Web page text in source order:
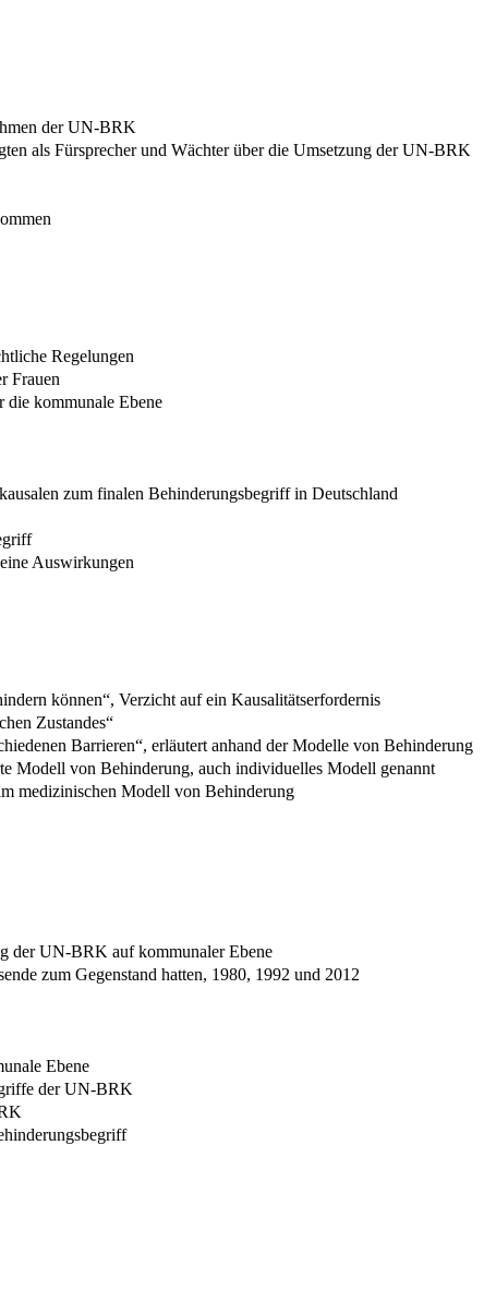
der UN-BRK
als Fürsprecher und Wächter über die Umsetzung der UN-BRK
Regelungen
Frauen
die kommunale Ebene
zum finalen Behinderungsbegriff in Deutschland
Auswirkungen
können“, Verzicht auf ein Kausalitätserfordernis
Zustandes“
Barrieren“, erläutert anhand der Modelle von Behinderung
Modell von Behinderung, auch individuelles Modell genannt
medizinischen Modell von Behinderung
der UN-BRK auf kommunaler Ebene
zum Gegenstand hatten, 1980, 1992 und 2012
Ebene
der UN-BRK